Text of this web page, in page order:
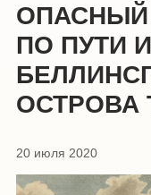
ОПАСНЫЙ
ПО ПУТИ
ОСТРОВА
20 июля 2020